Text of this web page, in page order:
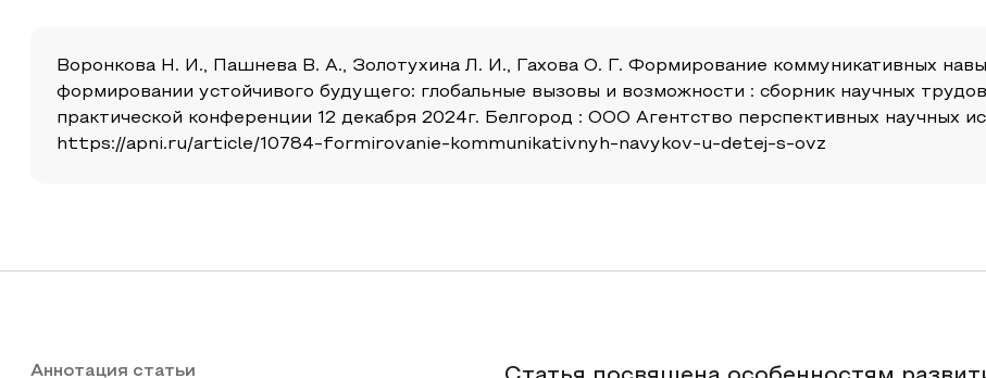
Воронкова Н. И., Пашнева В. А., Золотухина Л. И., Гахова О. Г. Формирование коммуникативных
формировании устойчивого будущего: глобальные вызовы и возможности : сборник научных
практической конференции 12 декабря 2024г. Белгород : ООО Агентство перспективных научных
https://apni.ru/article/10784-formirovanie-kommunikativnyh-navykov-u-detej-s-ovz
Аннотация статьи